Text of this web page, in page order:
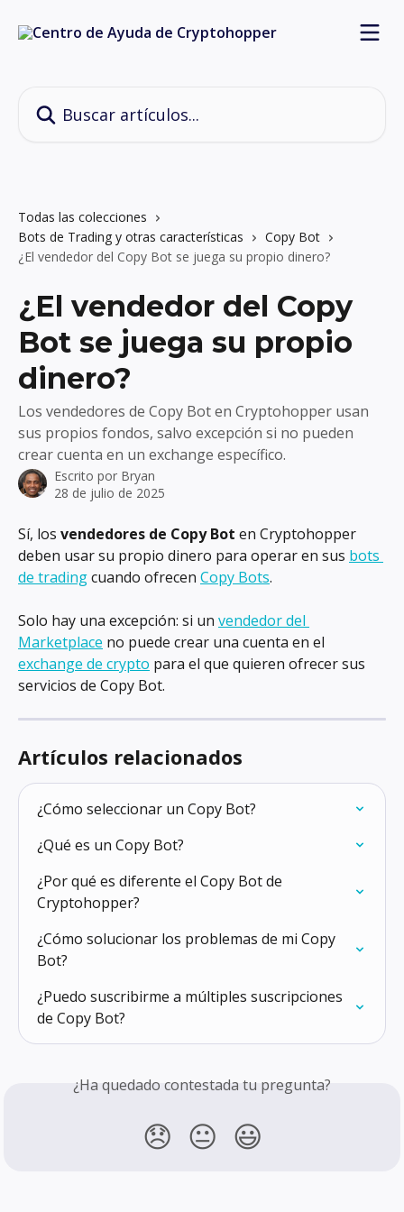
Todas las colecciones
Bots de Trading y otras características
Copy Bot
¿El vendedor del Copy Bot se juega su propio dinero?
¿El vendedor del Copy
Bot se juega su propio
dinero?
Los vendedores de Copy Bot en Cryptohopper usan
sus propios fondos, salvo excepción si no pueden
crear cuenta en un exchange específico.
Escrito por Bryan
28 de julio de 2025
Sí, los vendedores de Copy Bot en Cryptohopper
deben usar su propio dinero para operar en sus bots
de trading cuando ofrecen Copy Bots.
Solo hay una excepción: si un vendedor del
Marketplace no puede crear una cuenta en el
exchange de crypto para el que quieren ofrecer sus
servicios de Copy Bot.
Artículos relacionados
¿Cómo seleccionar un Copy Bot?
¿Qué es un Copy Bot?
¿Por qué es diferente el Copy Bot de
Cryptohopper?
¿Cómo solucionar los problemas de mi Copy
Bot?
¿Puedo suscribirme a múltiples suscripciones
de Copy Bot?
¿Ha quedado contestada tu pregunta?
😞 😐 😃